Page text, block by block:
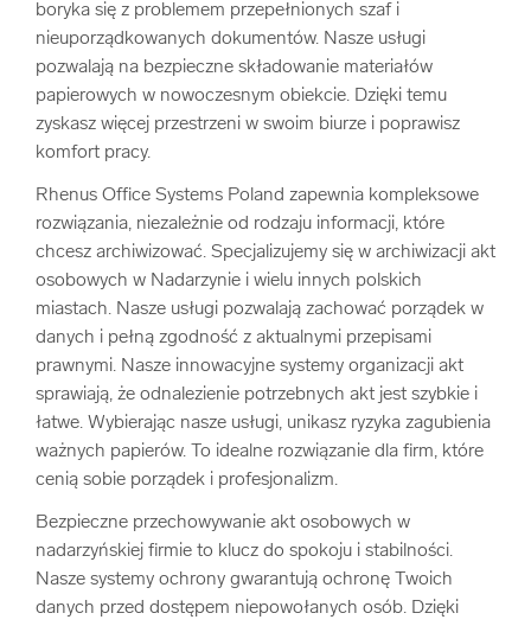
boryka się z problemem przepełnionych szaf i
nieuporządkowanych dokumentów. Nasze usługi
pozwalają na bezpieczne składowanie materiałów
papierowych w nowoczesnym obiekcie. Dzięki temu
zyskasz więcej przestrzeni w swoim biurze i poprawisz
komfort pracy.
Rhenus Office Systems Poland zapewnia kompleksowe
rozwiązania, niezależnie od rodzaju informacji, które
chcesz archiwizować. Specjalizujemy się w archiwizacji akt
osobowych w Nadarzynie i wielu innych polskich
miastach. Nasze usługi pozwalają zachować porządek w
danych i pełną zgodność z aktualnymi przepisami
prawnymi. Nasze innowacyjne systemy organizacji akt
sprawiają, że odnalezienie potrzebnych akt jest szybkie i
łatwe. Wybierając nasze usługi, unikasz ryzyka zagubienia
ważnych papierów. To idealne rozwiązanie dla firm, które
cenią sobie porządek i profesjonalizm.
Bezpieczne przechowywanie akt osobowych w
nadarzyńskiej firmie to klucz do spokoju i stabilności.
Nasze systemy ochrony gwarantują ochronę Twoich
danych przed dostępem niepowołanych osób. Dzięki